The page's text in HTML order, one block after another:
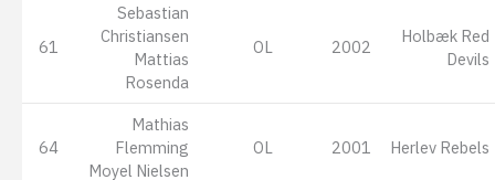
61
Sebastian
Christiansen
Mattias
Rosenda
OL 2002
Holbæk Red
Devils
64
Mathias
Flemming
Moyel Nielsen
OL 2001 Herlev Rebels